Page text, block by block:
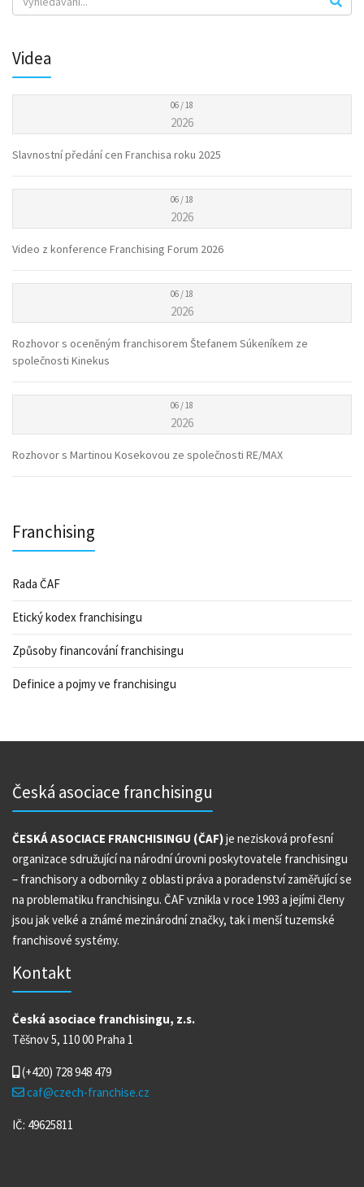
Videa
06 / 18
2026
Slavnostní předání cen Franchisa roku 2025
06 / 18
2026
Video z konference Franchising Forum 2026
06 / 18
2026
Rozhovor s oceněným franchisorem Štefanem Súkeníkem ze
společnosti Kinekus
06 / 18
2026
Rozhovor s Martinou Kosekovou ze společnosti RE/MAX
Franchising
Rada ČAF
Etický kodex franchisingu
Způsoby financování franchisingu
Definice a pojmy ve franchisingu
Česká asociace franchisingu
ČESKÁ ASOCIACE FRANCHISINGU (ČAF)je nezisková profesní
organizace sdružující na národní úrovni poskytovatele franchisingu
– franchisory a odborníky z oblasti práva a poradenství zaměřující se
na problematiku franchisingu. ČAF vznikla v roce 1993 a jejími členy
jsou jak velké a známé mezinárodní značky, tak i menší tuzemské
franchisové systémy.
Kontakt
Česká asociace franchisingu, z.s.
Těšnov 5, 110 00 Praha 1
(+420) 728 948 479
caf@czech-franchise.cz
IČ: 49625811